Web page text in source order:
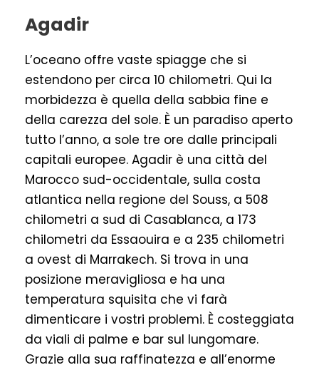
Agadir
L’oceano offre vaste spiagge che si
estendono per circa 10 chilometri. Qui la
morbidezza è quella della sabbia fine e
della carezza del sole. È un paradiso aperto
tutto l’anno, a sole tre ore dalle principali
capitali europee. Agadir è una città del
Marocco sud-occidentale, sulla costa
atlantica nella regione del Souss, a 508
chilometri a sud di Casablanca, a 173
chilometri da Essaouira e a 235 chilometri
a ovest di Marrakech. Si trova in una
posizione meravigliosa e ha una
temperatura squisita che vi farà
dimenticare i vostri problemi. È costeggiata
da viali di palme e bar sul lungomare.
Grazie alla sua raffinatezza e all’enorme